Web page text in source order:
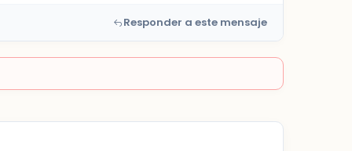
Responder a este mensaje